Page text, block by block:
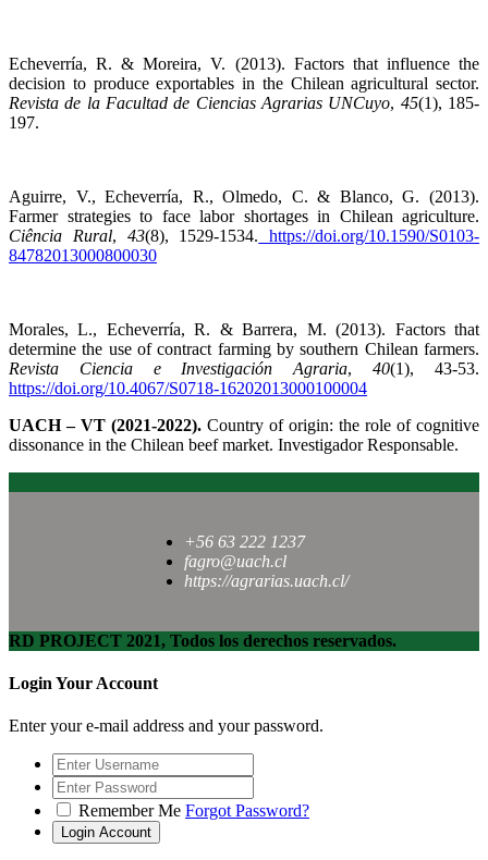
Echeverría, R. & Moreira, V. (2013). Factors that influence the
decision to produce exportables in the Chilean agricultural sector.
Revista de la Facultad de Ciencias Agrarias UNCuyo, 45(1), 185-
197.
Aguirre, V., Echeverría, R., Olmedo, C. & Blanco, G. (2013).
Farmer strategies to face labor shortages in Chilean agriculture.
Ciência Rural, 43(8), 1529-1534. https://doi.org/10.1590/S0103-
84782013000800030
Morales, L., Echeverría, R. & Barrera, M. (2013). Factors that
determine the use of contract farming by southern Chilean farmers.
Revista Ciencia e Investigación Agraria,40(1), 43-53.
https://doi.org/10.4067/S0718-16202013000100004
UACH – VT (2021-2022). Country of origin: the role of cognitive
dissonance in the Chilean beef market. Investigador Responsable.
+56 63 222 1237
fagro@uach.cl
https://agrarias.uach.cl/
RD PROJECT 2021, Todos los derechos reservados.
Login Your Account
Enter your e-mail address and your password.
Remember Me Forgot Password?